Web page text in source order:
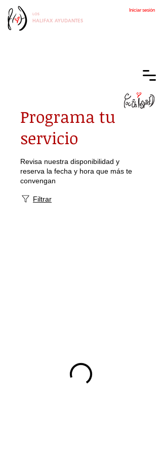
LOS
HALIFAX AYUDANTES
Iniciar sesión
Programa tu
servicio
Revisa nuestra disponibilidad y
reserva la fecha y hora que más te
convengan
Filtrar